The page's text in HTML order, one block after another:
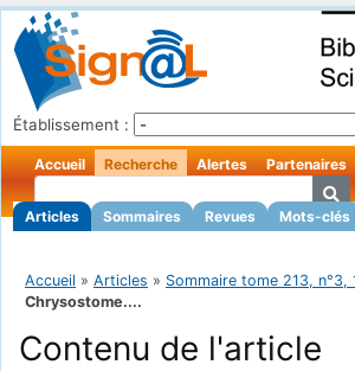
Établissement :
Accueil Recherche
Articles Sommaires Revues Mots-clés
Alertes Partenaires
Accueil » Articles » Sommaire tome 213, n°3,
Chrysostome....
Contenu de l'article